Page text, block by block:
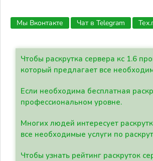
Мы Вконтакте Чат в Telegram
Чтобы раскрутка сервера кс 1.6
который предлагает все
Если необходима бесплатная
профессиональном уровне.
Многих людей интересует
все необходимые услуги по
Чтобы узнать рейтинг раскруток